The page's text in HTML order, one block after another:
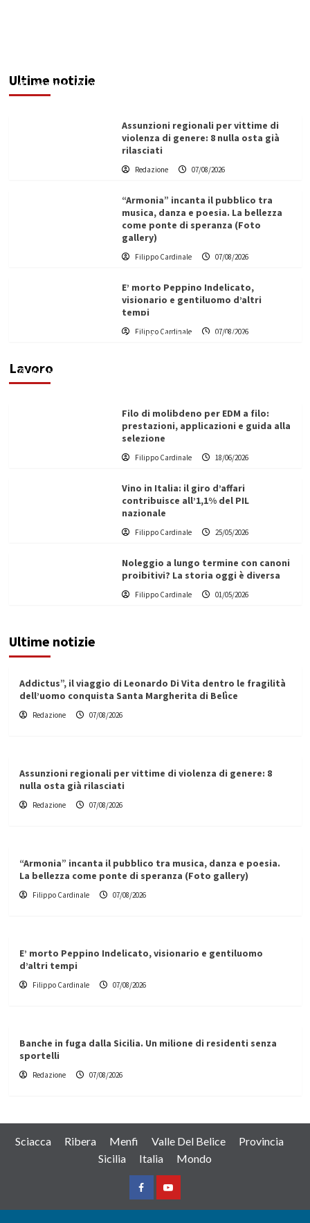
Ultime notizie
Redazione 07/08/2026
Assunzioni regionali per vittime di
violenza di genere: 8 nulla osta già
rilasciati
Redazione 07/08/2026
“Armonia” incanta il pubblico tra
musica, danza e poesia. La bellezza
come ponte di speranza (Foto
gallery)
Filippo Cardinale 07/08/2026
E’ morto Peppino Indelicato,
visionario e gentiluomo d’altri
tempi
Filippo Cardinale 07/08/2026
Lavoro
L’ingegnere saccense Buscarnera partner chiave
di un progetto transnazionale per la transizione
Filippo Cardinale
Filo di molibdeno per EDM a filo:
prestazioni, applicazioni e guida alla
selezione
Filippo Cardinale 18/06/2026
Vino in Italia: il giro d’affari
contribuisce all’1,1% del PIL
nazionale
Filippo Cardinale 25/05/2026
Noleggio a lungo termine con canoni
proibitivi? La storia oggi è diversa
Filippo Cardinale 01/05/2026
Ultime notizie
Addictus”, il viaggio di Leonardo Di Vita dentro le fragilità
dell’uomo conquista Santa Margherita di Belìce
Redazione 07/08/2026
Assunzioni regionali per vittime di violenza di genere: 8
nulla osta già rilasciati
Redazione 07/08/2026
“Armonia” incanta il pubblico tra musica, danza e poesia.
La bellezza come ponte di speranza (Foto gallery)
Filippo Cardinale 07/08/2026
E’ morto Peppino Indelicato, visionario e gentiluomo
d’altri tempi
Filippo Cardinale 07/08/2026
Banche in fuga dalla Sicilia. Un milione di residenti senza
sportelli
Redazione 07/08/2026
Sciacca Ribera Menfi Valle Del Belice
Provincia
Sicilia
Italia Mondo
FacebookYountube